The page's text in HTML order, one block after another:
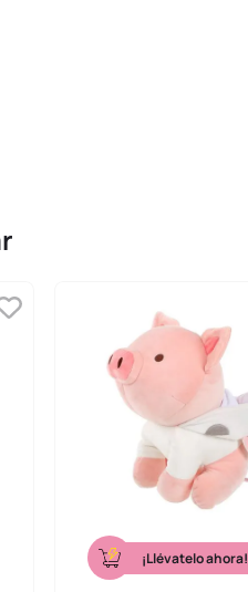
¡Llévatelo ahora!